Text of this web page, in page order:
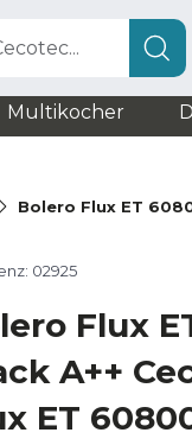
Multikocher
Bolero Flux ET
02925
Flux
A++
ET